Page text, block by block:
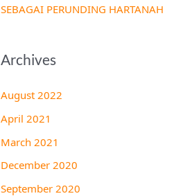
SEBAGAI PERUNDING HARTANAH
Archives
August 2022
April 2021
March 2021
December 2020
September 2020